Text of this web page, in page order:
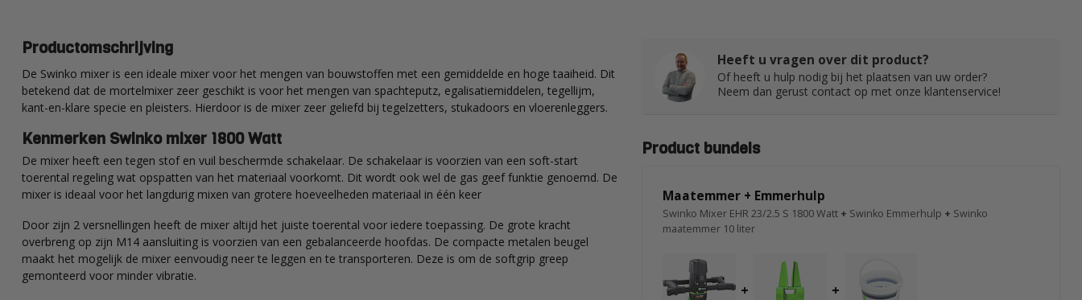
Productomschrijving
De Swinko mixer is een ideale mixer voor het mengen van bouwstoffen met een gemiddelde en hoge taaiheid. Dit
betekend dat de mortelmixer zeer geschikt is voor het mengen van spachteputz, egalisatiemiddelen, tegellijm,
kant-en-klare specie en pleisters. Hierdoor is de mixer zeer geliefd bij tegelzetters, stukadoors en vloerenleggers.
Kenmerken Swinko mixer 1800 Watt
De mixer heeft een tegen stof en vuil beschermde schakelaar. De schakelaar is voorzien van een soft-start
toerental regeling wat opspatten van het materiaal voorkomt. Dit wordt ook wel de gas geef funktie genoemd. De
mixer is ideaal voor het langdurig mixen van grotere hoeveelheden materiaal in één keer
Door zijn 2 versnellingen heeft de mixer altijd het juiste toerental voor iedere toepassing. De grote kracht
overbreng op zijn M14 aansluiting is voorzien van een gebalanceerde hoofdas. De compacte metalen beugel
maakt het mogelijk de mixer eenvoudig neer te leggen en te transporteren. Deze is om de softgrip greep
gemonteerd voor minder vibratie.
Heeft u vragen over dit product?
Of heeft u hulp nodig bij het plaatsen van uw order?
Neem dan gerust contact op met onze klantenservice!
Product bundels
Maatemmer + Emmerhulp
Swinko Mixer EHR 23/2.5 S 1800 Watt + Swinko Emmerhulp + Swinko
maatemmer 10 liter
+ +